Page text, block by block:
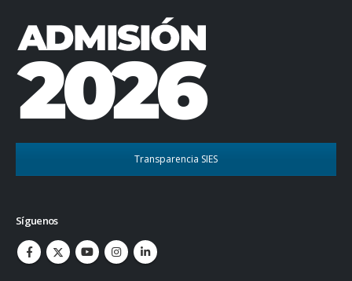
Transparencia SIES
Síguenos